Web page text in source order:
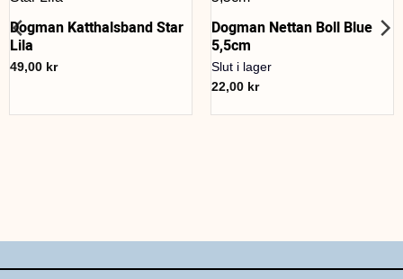
Dogman Katthalsband Star
Lila
49,00 kr
Dogman Nettan Boll Blue
5,5cm
Slut i lager
22,00 kr